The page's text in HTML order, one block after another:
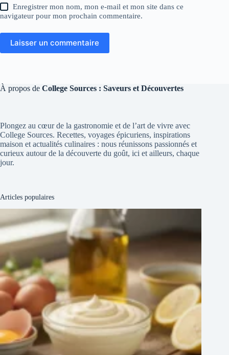
Enregistrer mon nom, mon e-mail et mon site dans ce
navigateur pour mon prochain commentaire.
Laisser un commentaire
À propos de College Sources : Saveurs et Découvertes
Plongez au cœur de la gastronomie et de l’art de vivre avec
College Sources. Recettes, voyages épicuriens, inspirations
maison et actualités culinaires : nous réunissons passionnés et
curieux autour de la découverte du goût, ici et ailleurs, chaque
jour.
Articles populaires